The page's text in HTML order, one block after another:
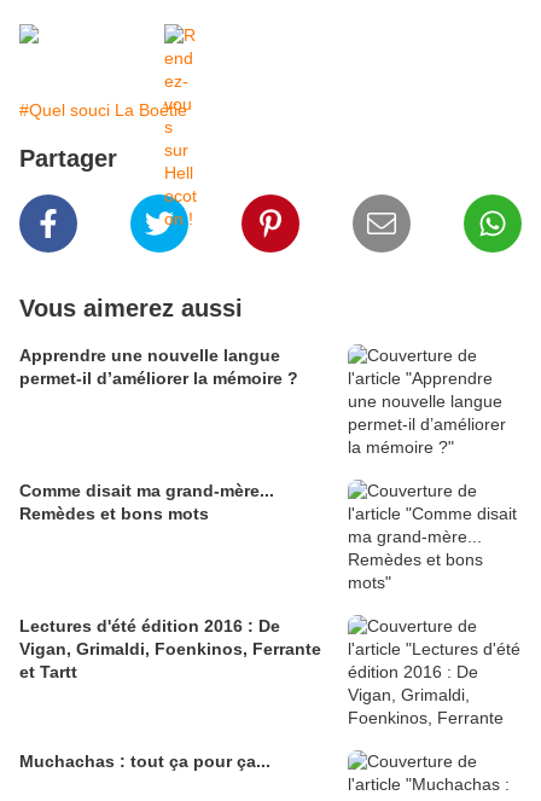
#Quel souci La Boétie
Partager
Vous aimerez aussi
Apprendre une nouvelle langue
permet-il d’améliorer la mémoire ?
Comme disait ma grand-mère...
Remèdes et bons mots
Lectures d'été édition 2016 : De
Vigan, Grimaldi, Foenkinos, Ferrante
et Tartt
Muchachas : tout ça pour ça...